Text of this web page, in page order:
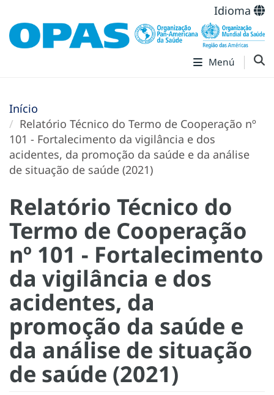
Idioma
Menú
Início
Relatório Técnico do Termo de Cooperação nº
101 - Fortalecimento da vigilância e dos
acidentes, da promoção da saúde e da análise
de situação de saúde (2021)
Relatório Técnico do
Termo de Cooperação
nº 101 - Fortalecimento
da vigilância e dos
acidentes, da
promoção da saúde e
da análise de situação
de saúde (2021)